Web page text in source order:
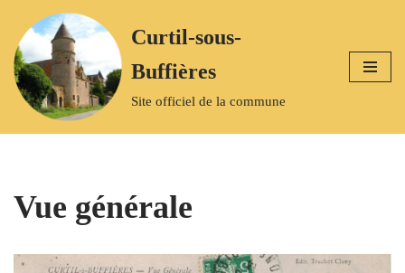
Aller
au
contenu
Curtil-sous-
Buffières
Site officiel de la commune
Vue générale